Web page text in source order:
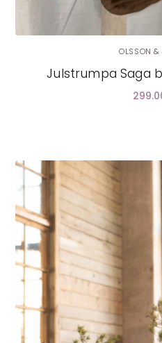
OLSSON &
Julstrumpa Saga